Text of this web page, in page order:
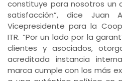
constituye para nosotros un
satisfacción”, dice Juan
Vicepresidente para la
ITR. “Por un lado por la
clientes y asociados,
acreditada instancia
marca cumple con los más